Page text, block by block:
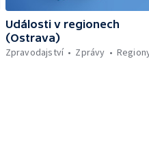
Události v regionech
(Ostrava)
Zpravodajství
Zprávy